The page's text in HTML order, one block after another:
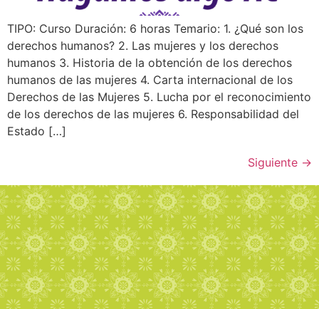
TIPO: Curso Duración: 6 horas Temario: 1. ¿Qué son los
derechos humanos? 2. Las mujeres y los derechos
humanos 3. Historia de la obtención de los derechos
humanos de las mujeres 4. Carta internacional de los
Derechos de las Mujeres 5. Lucha por el reconocimiento
de los derechos de las mujeres 6. Responsabilidad del
Estado […]
Siguiente →